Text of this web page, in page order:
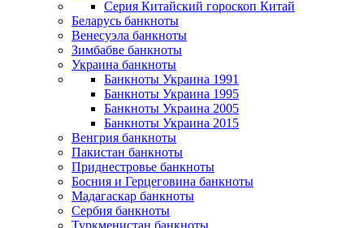
Серия Китайский гороскоп Китай
Беларусь банкноты
Венесуэла банкноты
Зимбабве банкноты
Украина банкноты
Банкноты Украина 1991
Банкноты Украина 1995
Банкноты Украина 2005
Банкноты Украина 2015
Венгрия банкноты
Пакистан банкноты
Приднестровье банкноты
Босния и Герцеговина банкноты
Мадагаскар банкноты
Сербия банкноты
Туркменистан банкноты